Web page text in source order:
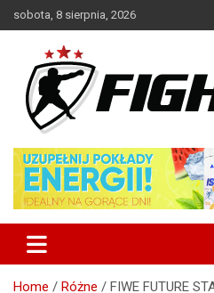
to
sobota, 8 sierpnia, 2026
FIGHT24.PL –
Home Różne FIWE FUTURE